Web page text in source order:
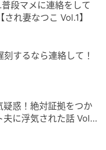
係とは？ 見逃して
迷った際のセカン
りやすく解説しま
段マメに連絡をして
れ妻なつこ Vol.1】
するなら連絡して！
疑惑！絶対証拠をつか
に浮気された話 Vol.